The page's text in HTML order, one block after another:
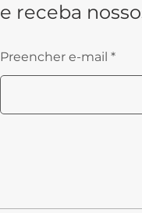
e receba
Preencher e-mail